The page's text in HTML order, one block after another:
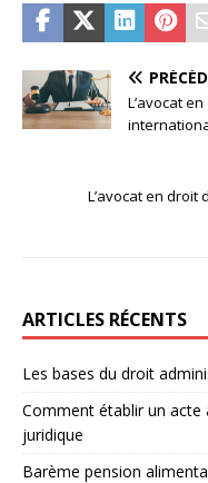
L’avocat
L’avocat en droit
ARTICLES RÉCENTS
Les bases du droit
Comment établir un
juridique
Barème pension